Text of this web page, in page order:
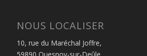
NOUS LOCALISER
10, rue du Maréchal Joffre,